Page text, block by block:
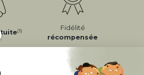
(1)
Fidélité
récompensée